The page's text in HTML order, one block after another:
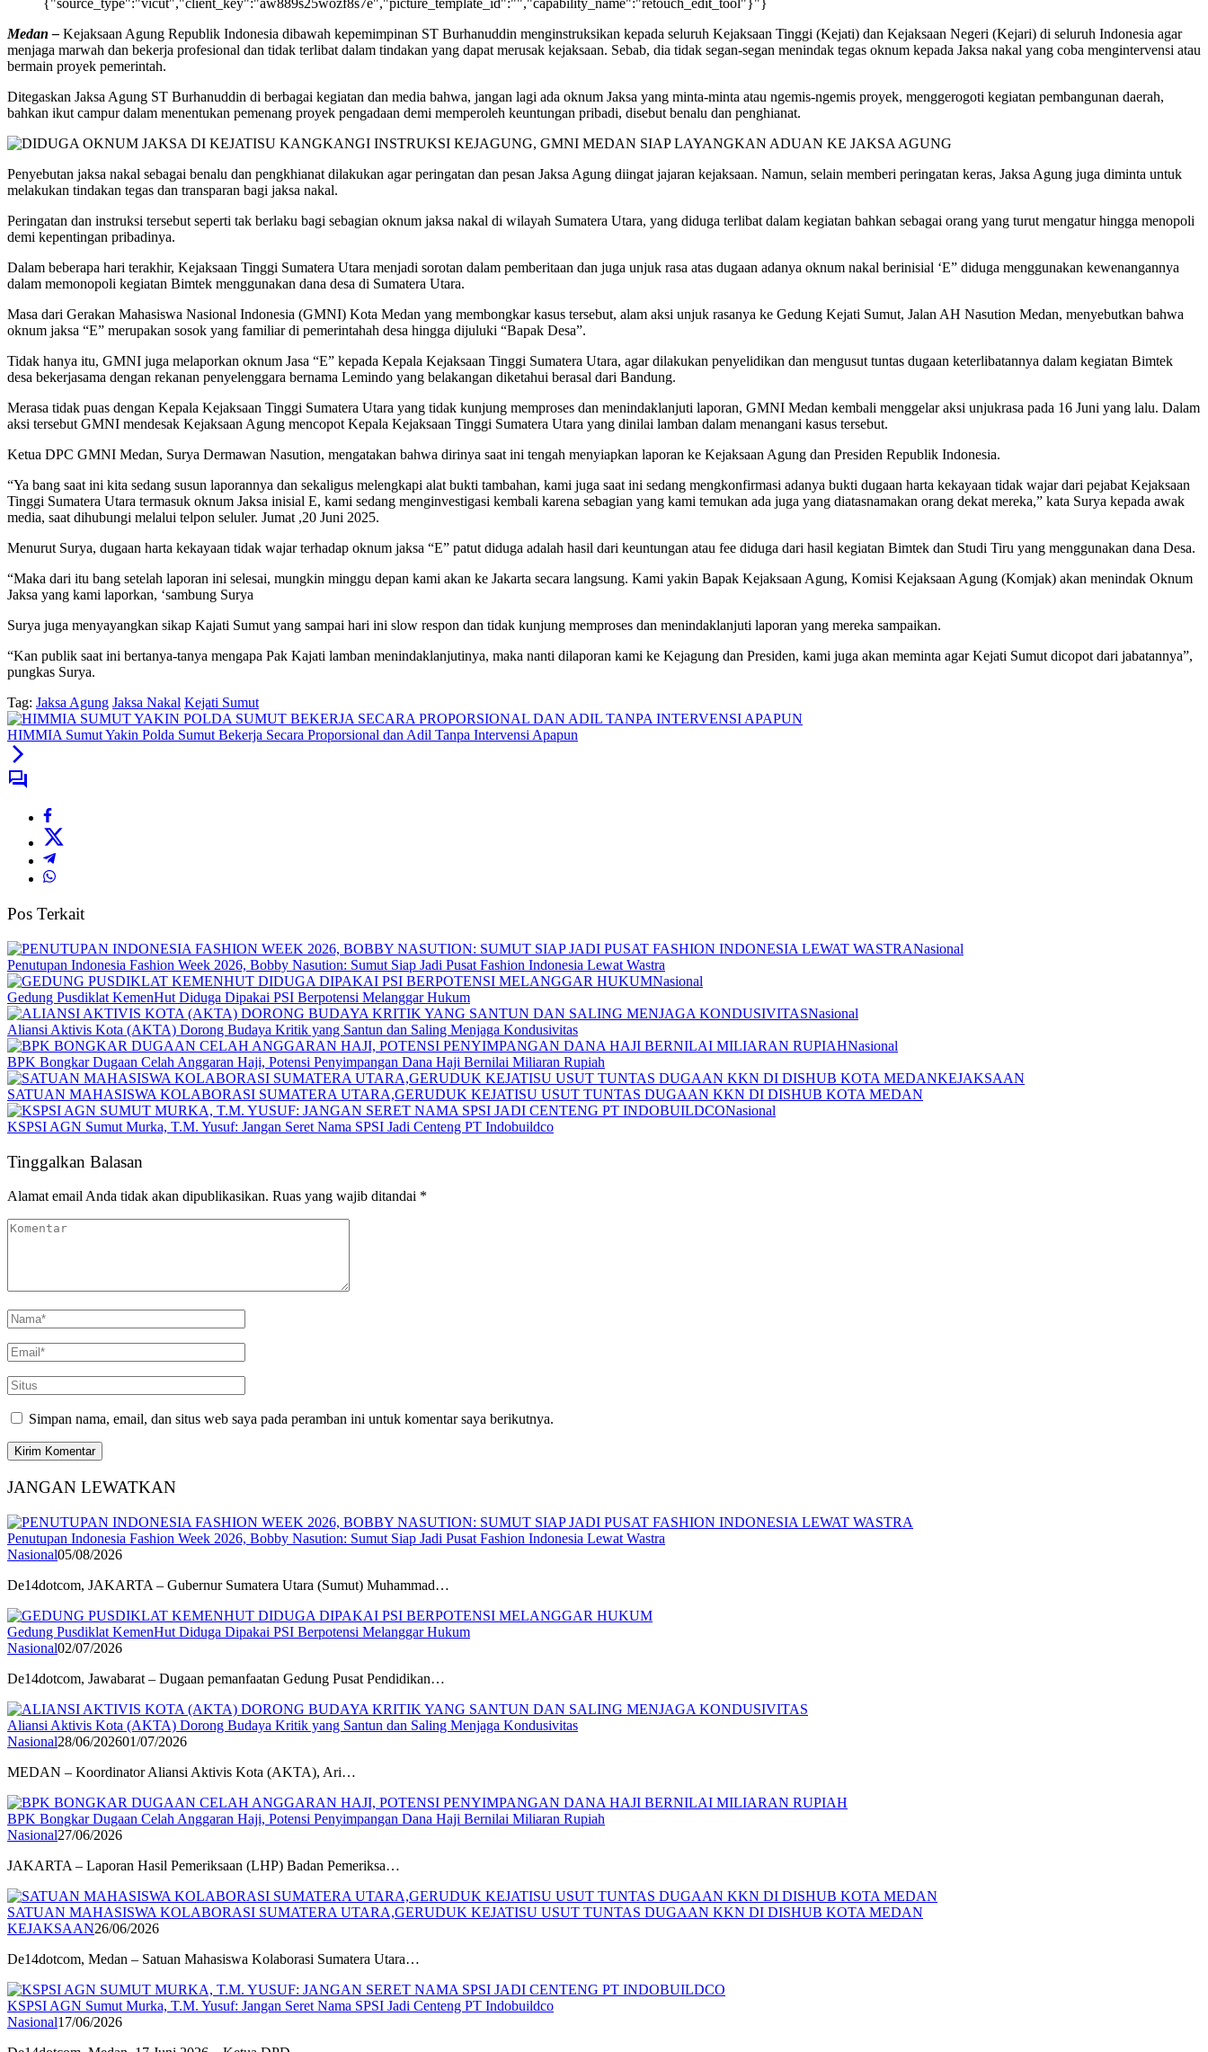
{"source_type":"vicut","client_key":"aw889s25wozf8s7e","picture_template_id":"","capability_name":"retouch_edit_tool"}"}
Medan – Kejaksaan Agung Republik Indonesia dibawah kepemimpinan ST Burhanuddin menginstruksikan kepada seluruh Kejaksaan Tinggi (Kejati) dan Kejaksaan Negeri (Kejari) di seluruh Indonesia agar
menjaga marwah dan bekerja profesional dan tidak terlibat dalam tindakan yang dapat merusak kejaksaan. Sebab, dia tidak segan-segan menindak tegas oknum kepada Jaksa nakal yang coba mengintervensi atau
bermain proyek pemerintah.
Ditegaskan Jaksa Agung ST Burhanuddin di berbagai kegiatan dan media bahwa, jangan lagi ada oknum Jaksa yang minta-minta atau ngemis-ngemis proyek, menggerogoti kegiatan pembangunan daerah,
bahkan ikut campur dalam menentukan pemenang proyek pengadaan demi memperoleh keuntungan pribadi, disebut benalu dan penghianat.
Penyebutan jaksa nakal sebagai benalu dan pengkhianat dilakukan agar peringatan dan pesan Jaksa Agung diingat jajaran kejaksaan. Namun, selain memberi peringatan keras, Jaksa Agung juga diminta untuk
melakukan tindakan tegas dan transparan bagi jaksa nakal.
Peringatan dan instruksi tersebut seperti tak berlaku bagi sebagian oknum jaksa nakal di wilayah Sumatera Utara, yang diduga terlibat dalam kegiatan bahkan sebagai orang yang turut mengatur hingga menopoli
demi kepentingan pribadinya.
Dalam beberapa hari terakhir, Kejaksaan Tinggi Sumatera Utara menjadi sorotan dalam pemberitaan dan juga unjuk rasa atas dugaan adanya oknum nakal berinisial ‘E” diduga menggunakan kewenangannya
dalam memonopoli kegiatan Bimtek menggunakan dana desa di Sumatera Utara.
Masa dari Gerakan Mahasiswa Nasional Indonesia (GMNI) Kota Medan yang membongkar kasus tersebut, alam aksi unjuk rasanya ke Gedung Kejati Sumut, Jalan AH Nasution Medan, menyebutkan bahwa
oknum jaksa “E” merupakan sosok yang familiar di pemerintahah desa hingga dijuluki “Bapak Desa”.
Tidak hanya itu, GMNI juga melaporkan oknum Jasa “E” kepada Kepala Kejaksaan Tinggi Sumatera Utara, agar dilakukan penyelidikan dan mengusut tuntas dugaan keterlibatannya dalam kegiatan Bimtek
desa bekerjasama dengan rekanan penyelenggara bernama Lemindo yang belakangan diketahui berasal dari Bandung.
Merasa tidak puas dengan Kepala Kejaksaan Tinggi Sumatera Utara yang tidak kunjung memproses dan menindaklanjuti laporan, GMNI Medan kembali menggelar aksi unjukrasa pada 16 Juni yang lalu. Dalam
aksi tersebut GMNI mendesak Kejaksaan Agung mencopot Kepala Kejaksaan Tinggi Sumatera Utara yang dinilai lamban dalam menangani kasus tersebut.
Ketua DPC GMNI Medan, Surya Dermawan Nasution, mengatakan bahwa dirinya saat ini tengah menyiapkan laporan ke Kejaksaan Agung dan Presiden Republik Indonesia.
“Ya bang saat ini kita sedang susun laporannya dan sekaligus melengkapi alat bukti tambahan, kami juga saat ini sedang mengkonfirmasi adanya bukti dugaan harta kekayaan tidak wajar dari pejabat Kejaksaan
Tinggi Sumatera Utara termasuk oknum Jaksa inisial E, kami sedang menginvestigasi kembali karena sebagian yang kami temukan ada juga yang diatasnamakan orang dekat mereka,” kata Surya kepada awak
media, saat dihubungi melalui telpon seluler. Jumat ,20 Juni 2025.
Menurut Surya, dugaan harta kekayaan tidak wajar terhadap oknum jaksa “E” patut diduga adalah hasil dari keuntungan atau fee diduga dari hasil kegiatan Bimtek dan Studi Tiru yang menggunakan dana Desa.
“Maka dari itu bang setelah laporan ini selesai, mungkin minggu depan kami akan ke Jakarta secara langsung. Kami yakin Bapak Kejaksaan Agung, Komisi Kejaksaan Agung (Komjak) akan menindak Oknum
Jaksa yang kami laporkan, ‘sambung Surya
Surya juga menyayangkan sikap Kajati Sumut yang sampai hari ini slow respon dan tidak kunjung memproses dan menindaklanjuti laporan yang mereka sampaikan.
“Kan publik saat ini bertanya-tanya mengapa Pak Kajati lamban menindaklanjutinya, maka nanti dilaporan kami ke Kejagung dan Presiden, kami juga akan meminta agar Kejati Sumut dicopot dari jabatannya”,
pungkas Surya.
Tag: Jaksa Agung Jaksa Nakal Kejati Sumut
HIMMIA Sumut Yakin Polda Sumut Bekerja Secara Proporsional dan Adil Tanpa Intervensi Apapun
Pos Terkait
Nasional
Penutupan Indonesia Fashion Week 2026, Bobby Nasution: Sumut Siap Jadi Pusat Fashion Indonesia Lewat Wastra
Nasional
Gedung Pusdiklat KemenHut Diduga Dipakai PSI Berpotensi Melanggar Hukum
Nasional
Aliansi Aktivis Kota (AKTA) Dorong Budaya Kritik yang Santun dan Saling Menjaga Kondusivitas
Nasional
BPK Bongkar Dugaan Celah Anggaran Haji, Potensi Penyimpangan Dana Haji Bernilai Miliaran Rupiah
KEJAKSAAN
SATUAN MAHASISWA KOLABORASI SUMATERA UTARA,GERUDUK KEJATISU USUT TUNTAS DUGAAN KKN DI DISHUB KOTA MEDAN
Nasional
KSPSI AGN Sumut Murka, T.M. Yusuf: Jangan Seret Nama SPSI Jadi Centeng PT Indobuildco
Tinggalkan Balasan
Alamat email Anda tidak akan dipublikasikan. Ruas yang wajib ditandai *
Simpan nama, email, dan situs web saya pada peramban ini untuk komentar saya berikutnya.
JANGAN LEWATKAN
Penutupan Indonesia Fashion Week 2026, Bobby Nasution: Sumut Siap Jadi Pusat Fashion Indonesia Lewat Wastra
Nasional05/08/2026
De14dotcom, JAKARTA – Gubernur Sumatera Utara (Sumut) Muhammad…
Gedung Pusdiklat KemenHut Diduga Dipakai PSI Berpotensi Melanggar Hukum
Nasional02/07/2026
De14dotcom, Jawabarat – Dugaan pemanfaatan Gedung Pusat Pendidikan…
Aliansi Aktivis Kota (AKTA) Dorong Budaya Kritik yang Santun dan Saling Menjaga Kondusivitas
Nasional28/06/202601/07/2026
MEDAN – Koordinator Aliansi Aktivis Kota (AKTA), Ari…
BPK Bongkar Dugaan Celah Anggaran Haji, Potensi Penyimpangan Dana Haji Bernilai Miliaran Rupiah
Nasional27/06/2026
JAKARTA – Laporan Hasil Pemeriksaan (LHP) Badan Pemeriksa…
SATUAN MAHASISWA KOLABORASI SUMATERA UTARA,GERUDUK KEJATISU USUT TUNTAS DUGAAN KKN DI DISHUB KOTA MEDAN
KEJAKSAAN26/06/2026
De14dotcom, Medan – Satuan Mahasiswa Kolaborasi Sumatera Utara…
KSPSI AGN Sumut Murka, T.M. Yusuf: Jangan Seret Nama SPSI Jadi Centeng PT Indobuildco
Nasional17/06/2026